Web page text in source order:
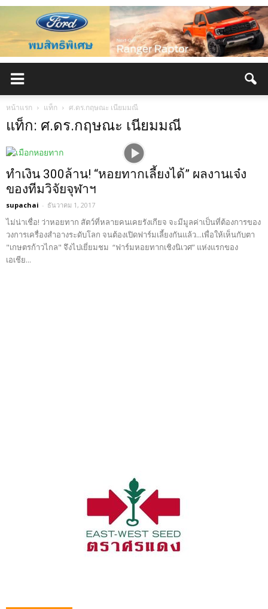
หน้าแรก แท็ก ศ.ดร.กฤษณะ เนียมมณี
แท็ก: ศ.ดร.กฤษณะ เนียมมณี
ทำเงิน 300ล้าน! “หอยทากเลี้ยงได้” ผลงานเจ๋ง
ของทีมวิจัยจุฬาฯ
supachai - ธันวาคม 1, 2017
ไม่น่าเชื่อ! ว่าหอยทาก สัตว์ที่หลายคนเคยรังเกียจ จะมีมูลค่าเป็นที่ต้องการของ
วงการเครื่องสำอางระดับโลก จนต้องเปิดฟาร์มเลี้ยงกันแล้ว...เพื่อให้เห็นกับตา
"เกษตรก้าวไกล" จึงไปเยี่ยมชม “ฟาร์มหอยทากเชิงนิเวศ” แห่งแรกของ
เอเชีย...